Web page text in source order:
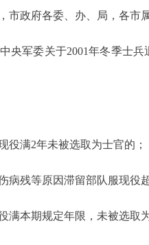
务
网上接诉即办
市政府各委、办、局，各市
央军委关于2001年冬季士兵
满2年未被选取为士官的；
病残等原因滞留部队服现役
满本期规定年限，未被选取